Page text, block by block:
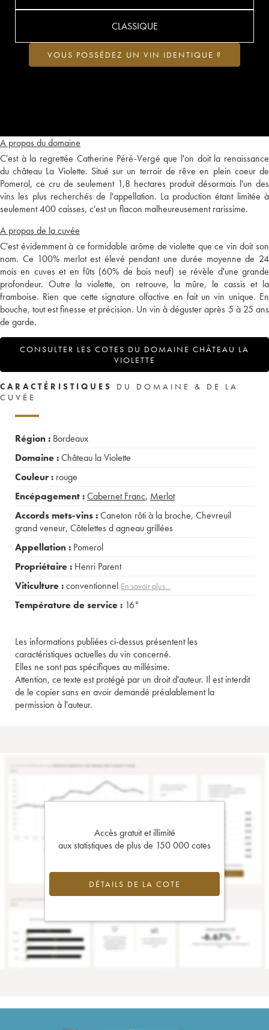
A propos du domaine
C'est à la regrettée Catherine Péré-Vergé que l'on doit la renaissance
du château La Violette. Situé sur un terroir de rêve en plein coeur de
Pomerol, ce cru de seulement 1,8 hectares produit désormais l'un des
vins les plus recherchés de l'appellation. La production étant limitée à
seulement 400 caisses, c'est un flacon malheureusement rarissime.
A propos de la cuvée
C'est évidemment à ce formidable arôme de violette que ce vin doit son
nom. Ce 100% merlot est élevé pendant une durée moyenne de 24
mois en cuves et en fûts (60% de bois neuf) se révèle d'une grande
profondeur. Outre la violette, on retrouve, la mûre, le cassis et la
framboise. Rien que cette signature olfactive en fait un vin unique. En
bouche, tout est finesse et précision. Un vin à déguster après 5 à 25 ans
de garde.
CONSULTER LES COTES DU DOMAINE CHÂTEAU LA
VIOLETTE
CLASSIQUE
VOUS POSSÉDEZ UN VIN IDENTIQUE ?
CARACTÉRISTIQUES
DU DOMAINE & DE LA
CUVÉE
Région : Bordeaux
Domaine :Château la Violette
Couleur : rouge
Encépagement :Cabernet Franc, Merlot
Accords mets-vins :Caneton rôti à la broche, Chevreuil
grand veneur, Côtelettes d agneau grillées
Appellation : Pomerol
Propriétaire : Henri Parent
Viticulture :conventionnel En savoir plus...
Température de service : 16°
Les informations publiées ci-dessus présentent les
caractéristiques actuelles du vin concerné.
Elles ne sont pas spécifiques au millésime.
Attention, ce texte est protégé par un droit d'auteur. Il est interdit
de le copier sans en avoir demandé préalablement la
permission à l'auteur.
Accès gratuit et illimité
aux statistiques de plus de 150 000 cotes
DÉTAILS DE LA COTE